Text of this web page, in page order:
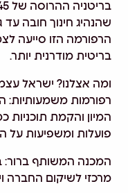
הרפורמה הזו סייעה
בריטית מודרנית יותר.
ומה אצלנו? ישראל
רפורמות משמעותיות:
המיון והקמת תוכניות
פועלות ומשפיעות על
המכנה המשותף ברור:
מרכזי לשיקום החברה